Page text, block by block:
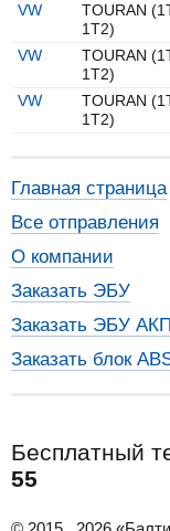
VW
TOURAN
1T2)
VW
TOURAN
1T2)
VW
TOURAN
1T2)
Главная страница
Все отправления
О компании
Заказать ЭБУ
Заказать ЭБУ
Заказать блок
Бесплатный
55